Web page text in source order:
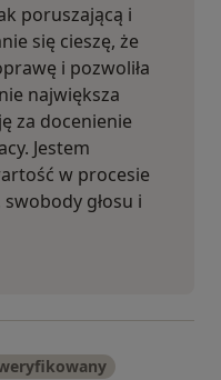
poruszającą i
się cieszę, że
i pozwoliła
największa
za docenienie
Jestem
w procesie
głosu i